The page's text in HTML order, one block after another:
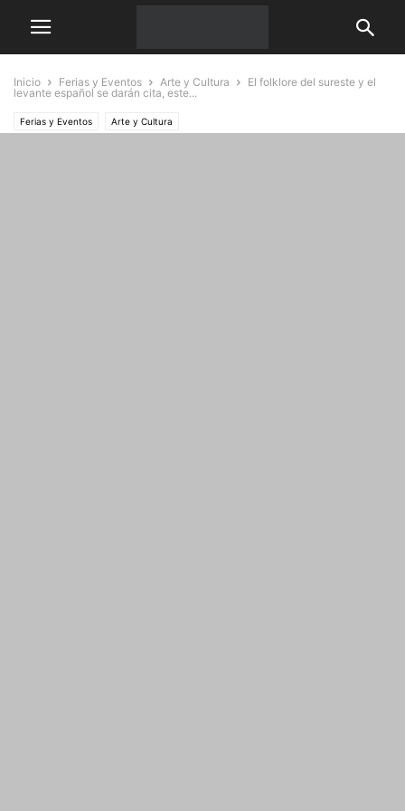
Inicio Ferias y Eventos Arte y Cultura
El folklore del sureste y el
levante español se darán cita, este...
Ferias y Eventos Arte y Cultura